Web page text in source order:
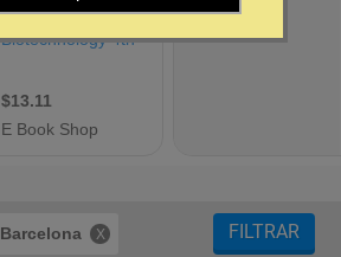
Barcelona FILTRAR